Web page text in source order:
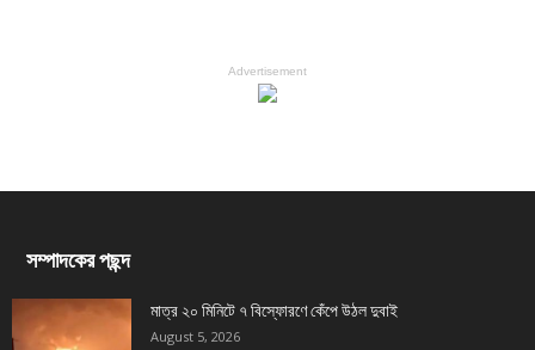
Advertisement
সম্পাদকের পছন্দ
মাত্র ২০ মিনিটে ৭ বিস্ফোরণে কেঁপে উঠল দুবাই
August 5, 2026